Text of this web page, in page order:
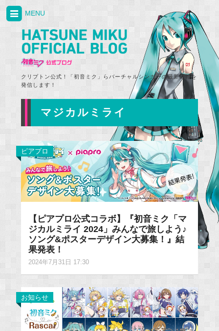
クリプトン公式！「初音ミク」らバーチャルシンガーの最新情報を
発信します！
MENU
マジカルミライ
ピアプロ
【ピアプロ公式コラボ】『初音ミク「マ
ジカルミライ 2024」みんなで旅しよう♪
ソング&ポスターデザイン大募集！』結
果発表！
2024年7月31日 17:30
お知らせ